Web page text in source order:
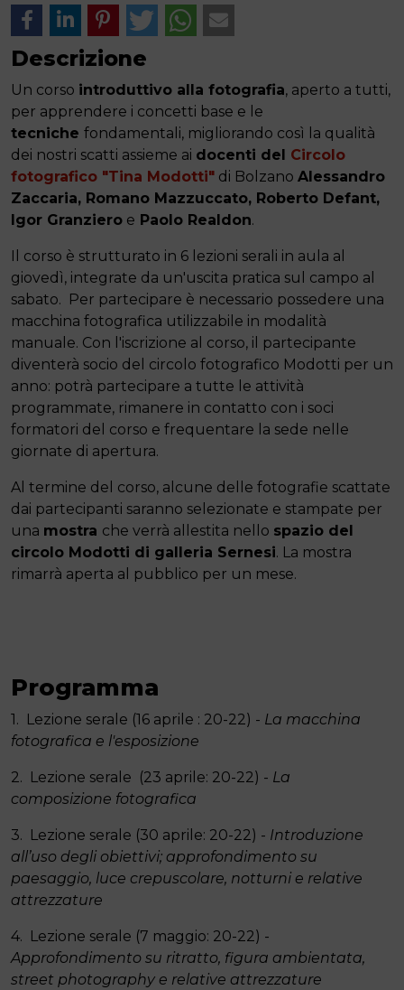
Descrizione
Un corso introduttivo alla fotografia, aperto a tutti,
per apprendere i concetti base e le
tecniche fondamentali, migliorando così la qualità
dei nostri scatti assieme ai docenti del Circolo
fotografico "Tina Modotti" di Bolzano Alessandro
Zaccaria, Romano Mazzuccato, Roberto Defant,
Igor Granziero e Paolo Realdon.
Il corso è strutturato in 6 lezioni serali in aula al
giovedì, integrate da un'uscita pratica sul campo al
sabato. Per partecipare è necessario possedere una
macchina fotografica utilizzabile in modalità
manuale. Con l'iscrizione al corso, il partecipante
diventerà socio del circolo fotografico Modotti per un
anno: potrà partecipare a tutte le attività
programmate, rimanere in contatto con i soci
formatori del corso e frequentare la sede nelle
giornate di apertura.
Al termine del corso, alcune delle fotografie scattate
dai partecipanti saranno selezionate e stampate per
una mostra che verrà allestita nello spazio del
circolo Modotti di galleria Sernesi. La mostra
rimarrà aperta al pubblico per un mese.
Programma
1. Lezione serale (16 aprile : 20-22) - La macchina
fotografica e l'esposizione
2. Lezione serale (23 aprile: 20-22) - La
composizione fotografica
3. Lezione serale (30 aprile: 20-22) - Introduzione
all’uso degli obiettivi; approfondimento su
paesaggio, luce crepuscolare, notturni e relative
attrezzature
4. Lezione serale (7 maggio: 20-22) -
Approfondimento su ritratto, figura ambientata,
street photography e relative attrezzature